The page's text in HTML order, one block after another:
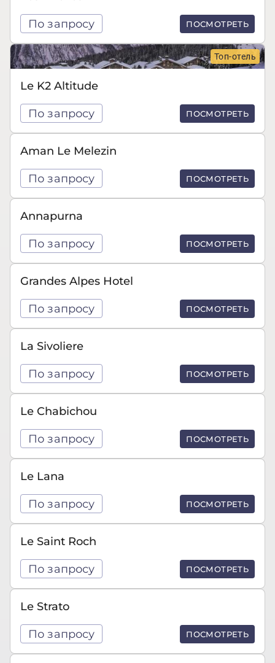
По запросу ПОСМОТРЕТЬ
Топ-отель
Le K2 Altitude
По запросу ПОСМОТРЕТЬ
Aman Le Melezin
По запросу ПОСМОТРЕТЬ
Annapurna
По запросу ПОСМОТРЕТЬ
Grandes Alpes Hotel
По запросу ПОСМОТРЕТЬ
La Sivoliere
По запросу ПОСМОТРЕТЬ
Le Chabichou
По запросу ПОСМОТРЕТЬ
Le Lana
По запросу ПОСМОТРЕТЬ
Le Saint Roch
По запросу ПОСМОТРЕТЬ
Le Strato
По запросу ПОСМОТРЕТЬ